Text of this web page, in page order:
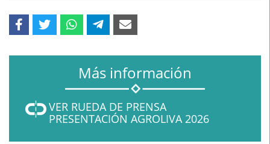
Más información
VER RUEDA DE PRENSA
PRESENTACIÓN AGROLIVA 2026